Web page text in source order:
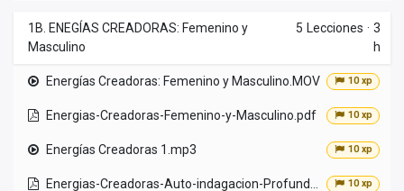
1B. ENEGÍAS CREADORAS: Femenino y
Masculino
5 Lecciones · 3
h
Energías Creadoras: Femenino y Masculino.MOV 10 xp
Energias-Creadoras-Femenino-y-Masculino.pdf 10 xp
Energías Creadoras 1.mp3 10 xp
10 xp